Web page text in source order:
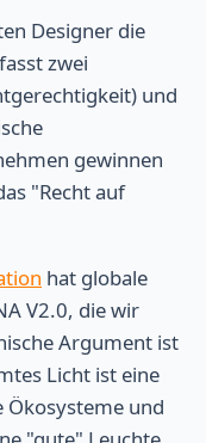
Designer die
zwei
und
gewinnen
"Recht auf
hat globale
V2.0, die wir
Argument ist
Licht ist eine
und